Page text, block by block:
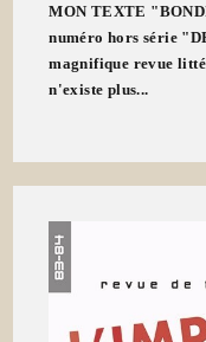
MON TEXTE
numéro hors série
magnifique revue
n'existe plus...